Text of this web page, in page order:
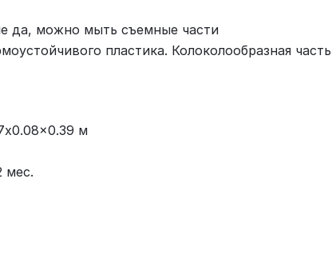
да, можно мыть съемные части
пластика. Колоколообразная
м
мес.